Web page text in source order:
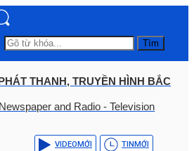
Tìm
THANH, TRUYỀN HÌNH BẮC
and Radio - Television
VIDEOMỚI TINMỚI